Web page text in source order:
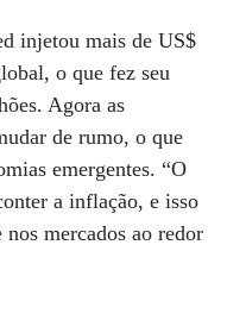
injetou mais de US$
o que fez seu
Agora as
de rumo, o que
emergentes. “O
a inflação, e isso
mercados ao redor